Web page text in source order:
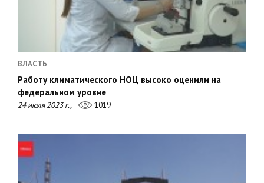
ВЛАСТЬ
Работу климатического НОЦ высоко оценили на
федеральном уровне
24 июля 2023 г., 1019